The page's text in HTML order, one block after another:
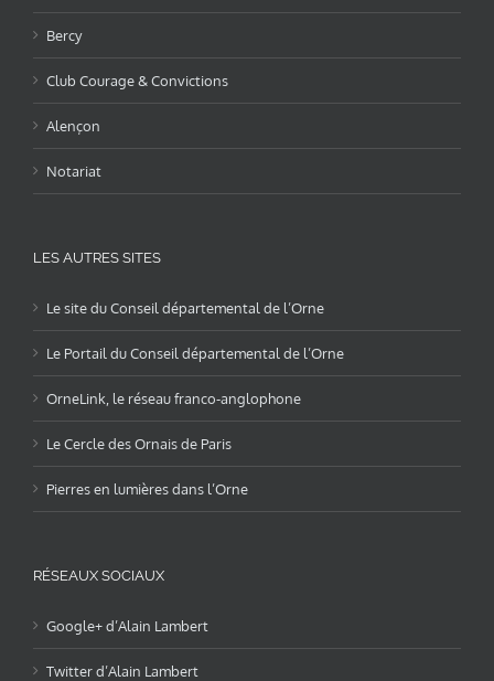
Bercy
Club Courage & Convictions
Alençon
Notariat
LES AUTRES SITES
Le site du Conseil départemental de l’Orne
Le Portail du Conseil départemental de l’Orne
OrneLink, le réseau franco-anglophone
Le Cercle des Ornais de Paris
Pierres en lumières dans l’Orne
RÉSEAUX SOCIAUX
Google+ d’Alain Lambert
Twitter d’Alain Lambert